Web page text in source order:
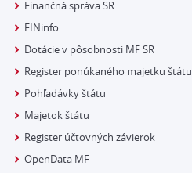
Finančná správa SR
FINinfo
Dotácie v pôsobnosti MF SR
Register ponúkaného majetku štátu
Pohľadávky štátu
Majetok štátu
Register účtovných závierok
OpenData MF